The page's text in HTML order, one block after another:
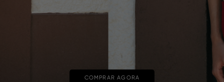
COMPRAR AGORA